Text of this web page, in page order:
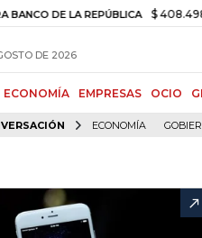
LA REPÚBLICA $ 408.498,97 +$
DE 2026
ECONOMÍA EMPRESAS OCIO
ECONOMÍA